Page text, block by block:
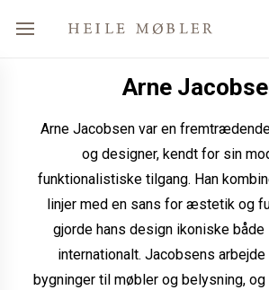
Arne
Arne Jacobsen var en
og designer, kendt for sin
funktionalistiske tilgang. Han
linjer med en sans for æstetik og
gjorde hans design ikoniske både
internationalt. Jacobsens
bygninger til møbler og belysning,